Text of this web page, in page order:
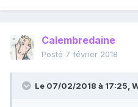
Calembredaine
Posté 7 février 2018
Le 07/02/2018 à 17:25,